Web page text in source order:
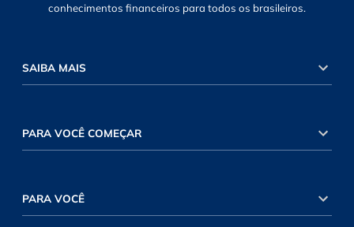
conhecimentos financeiros para todos os brasileiros.
SAIBA MAIS
PARA VOCÊ COMEÇAR
PARA VOCÊ